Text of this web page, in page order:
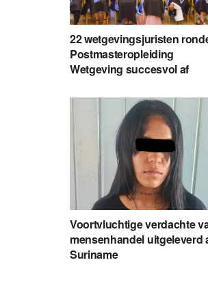
22 wetgevingsjuristen
Postmasteropleiding
Wetgeving succesvol af
Voortvluchtige verdachte
mensenhandel uitgeleverd
Suriname